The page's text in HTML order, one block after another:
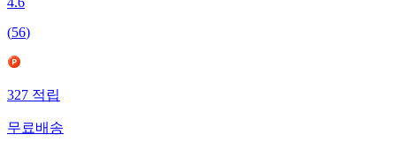
4.6
(56)
327적립
무료배송